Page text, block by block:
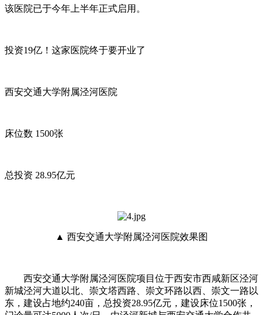
该医院已于今年上半年正式启用。
投资19亿！这家医院终于要开业了
西安交通大学附属泾河医院
床位数 1500张
总投资 28.95亿元
▲ 西安交通大学附属泾河医院效果图
西安交通大学附属泾河医院项目位于西安市西咸新区泾河
新城泾河大道以北、崇文塔西路、崇文环路以西、崇文一路以
东，建设占地约240亩，总投资28.95亿元，建设床位1500张，